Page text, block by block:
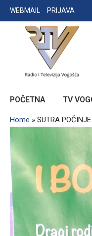
Skip
to
WEBMAIL PRIJAVA
RADIO
POČETNA TV
Home » SUTRA